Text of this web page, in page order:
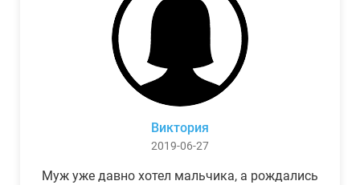
Виктория
2019-06-27
Муж уже давно хотел мальчика, а рождались